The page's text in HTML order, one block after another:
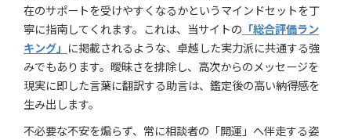
在のサポートを受けやすくなるかというマインドセットを丁
寧に指南してくれます。これは、当サイトの 「総合評価ラン
キング」 に掲載されるような、卓越した実力派に共通する強
みでもあります。曖昧さを排除し、高次からのメッセージを
現実に即した言葉に翻訳する助言は、鑑定後の高い納得感を
生み出します。
不必要な不安を煽らず、常に相談者の「開運」へ伴走する姿